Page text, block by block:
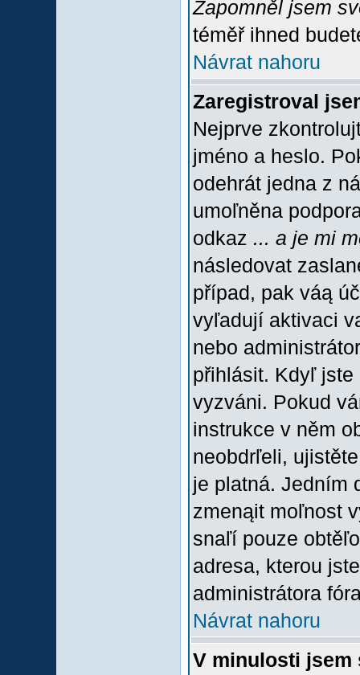
Zapomněl jsem
téměř ihned
Návrat nahoru
Zaregistroval
Nejprve
jméno a heslo.
odehrát jedna z
umoľněna
odkaz ... a je mi
následovat
případ, pak váą
vyľadují aktivaci
nebo
přihlásit. Kdyľ
vyzváni. Pokud
instrukce v něm
neobdrľeli,
je platná. Jedním
zmenąit moľnost
snaľí pouze
adresa, kterou
administrátora
Návrat nahoru
V minulosti jsem